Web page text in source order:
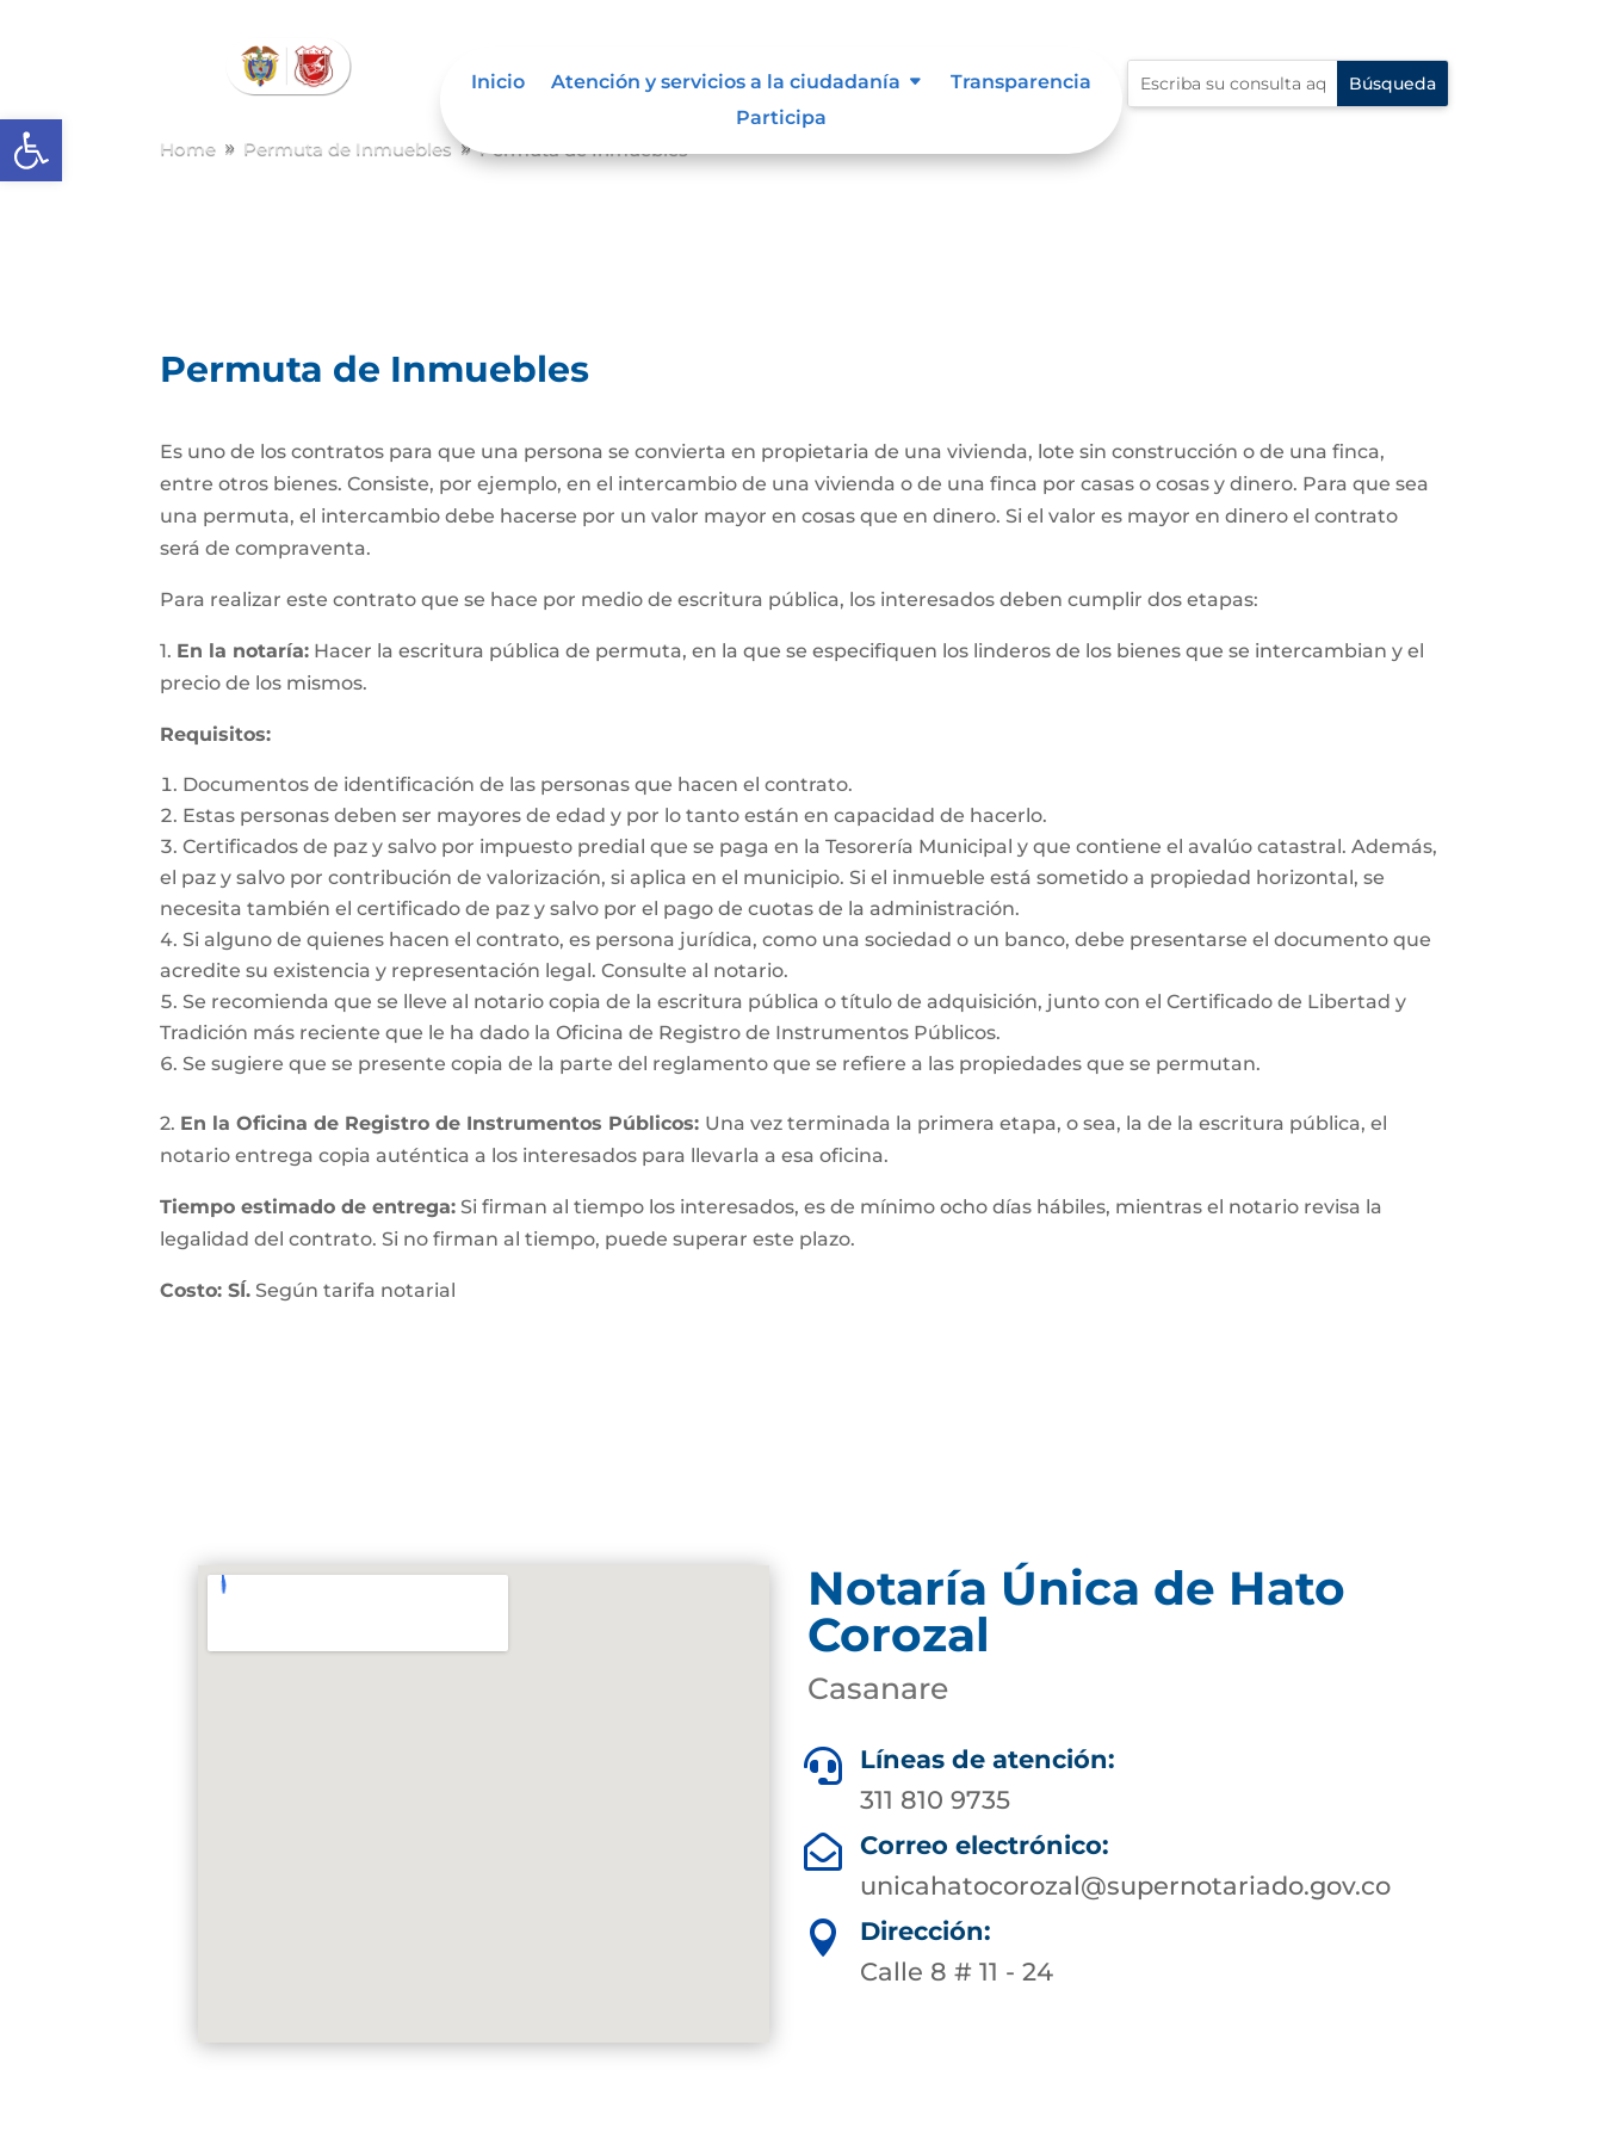
Abrir barra de herramientas
Inicio Atención y servicios a la ciudadanía
Transparencia
Participa
Home 9 Permuta de Inmuebles 9 Permuta de Inmuebles
Permuta de Inmuebles
Es uno de los contratos para que una persona se convierta en propietaria de una vivienda, lote sin construcción o de una finca,
entre otros bienes. Consiste, por ejemplo, en el intercambio de una vivienda o de una finca por casas o cosas y dinero. Para que sea
una permuta, el intercambio debe hacerse por un valor mayor en cosas que en dinero. Si el valor es mayor en dinero el contrato
será de compraventa.
Para realizar este contrato que se hace por medio de escritura pública, los interesados deben cumplir dos etapas:
1. En la notaría: Hacer la escritura pública de permuta, en la que se especifiquen los linderos de los bienes que se intercambian y el
precio de los mismos.
Requisitos:
Documentos de identificación de las personas que hacen el contrato.
Estas personas deben ser mayores de edad y por lo tanto están en capacidad de hacerlo.
Certificados de paz y salvo por impuesto predial que se paga en la Tesorería Municipal y que contiene el avalúo catastral. Además,
el paz y salvo por contribución de valorización, si aplica en el municipio. Si el inmueble está sometido a propiedad horizontal, se
necesita también el certificado de paz y salvo por el pago de cuotas de la administración.
Si alguno de quienes hacen el contrato, es persona jurídica, como una sociedad o un banco, debe presentarse el documento que
acredite su existencia y representación legal. Consulte al notario.
Se recomienda que se lleve al notario copia de la escritura pública o título de adquisición, junto con el Certificado de Libertad y
Tradición más reciente que le ha dado la Oficina de Registro de Instrumentos Públicos.
Se sugiere que se presente copia de la parte del reglamento que se refiere a las propiedades que se permutan.
2. En la Oficina de Registro de Instrumentos Públicos: Una vez terminada la primera etapa, o sea, la de la escritura pública, el
notario entrega copia auténtica a los interesados para llevarla a esa oficina.
Tiempo estimado de entrega: Si firman al tiempo los interesados, es de mínimo ocho días hábiles, mientras el notario revisa la
legalidad del contrato. Si no firman al tiempo, puede superar este plazo.
Costo: SÍ. Según tarifa notarial
Notaría Única de Hato
Corozal
Casanare

Líneas de atención:
311 810 9735

Correo electrónico:
unicahatocorozal@supernotariado.gov.co

Dirección:
Calle 8 # 11 - 24